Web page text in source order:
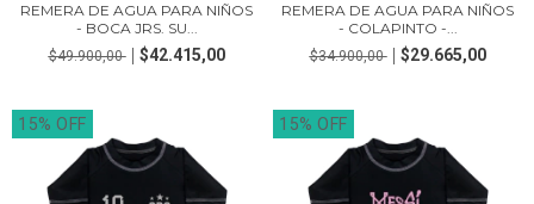
REMERA DE AGUA PARA NIÑOS
- BOCA JRS. SU...
$49.900,00 $42.415,00
REMERA DE AGUA PARA NIÑOS
- COLAPINTO -...
$34.900,00 $29.665,00
15% OFF 15% OFF